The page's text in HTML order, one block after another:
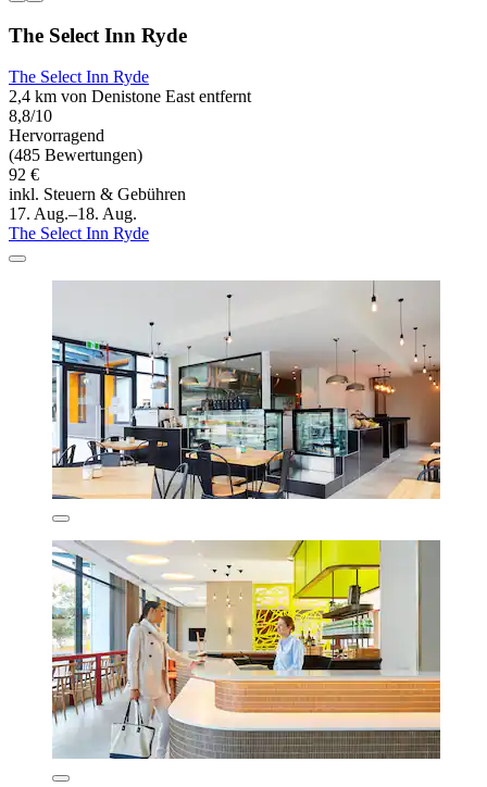
The Select Inn Ryde
The Select Inn Ryde
2,4 km von Denistone East entfernt
8,8/10
Hervorragend
(485 Bewertungen)
92 €
inkl. Steuern & Gebühren
17. Aug.–18. Aug.
The Select Inn Ryde